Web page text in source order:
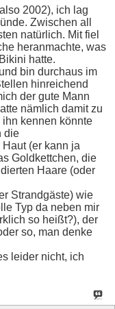
2002), ich lag
Zwischen all
natürlich. Mit fiel
heranmachte, was
hatte.
bin durchaus im
hinreichend
der gute Mann
nämlich damit zu
kennen könnte
die
(er kann ja
Goldkettchen, die
Haare (oder
Strandgäste) wie
Typ da neben mir
so heißt?), der
so, man denke
leider nicht, ich